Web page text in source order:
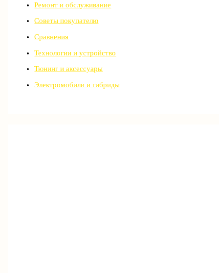
Ремонт и обслуживание
Советы покупателю
Сравнения
Технологии и устройство
Тюнинг и аксессуары
Электромобили и гибриды